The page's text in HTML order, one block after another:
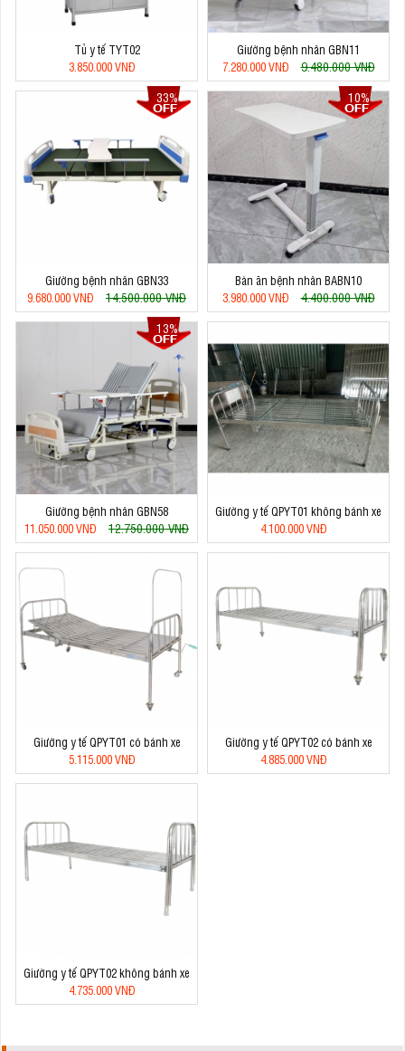
Tủ y tế TYT02
3.850.000 VNĐ
Giường bệnh nhân GBN11
7.280.000 VNĐ
9.480.000 VNĐ
33%
Giường bệnh nhân GBN33
9.680.000 VNĐ
14.500.000 VNĐ
10%
Bàn ăn bệnh nhân BABN10
3.980.000 VNĐ
4.400.000 VNĐ
13%
Giường bệnh nhân GBN58
11.050.000 VNĐ
12.750.000 VNĐ
Giường y tế QPYT01 không bánh xe
4.100.000 VNĐ
Giường y tế QPYT01 có bánh xe
5.115.000 VNĐ
Giường y tế QPYT02 có bánh xe
4.885.000 VNĐ
Giường y tế QPYT02 không bánh xe
4.735.000 VNĐ